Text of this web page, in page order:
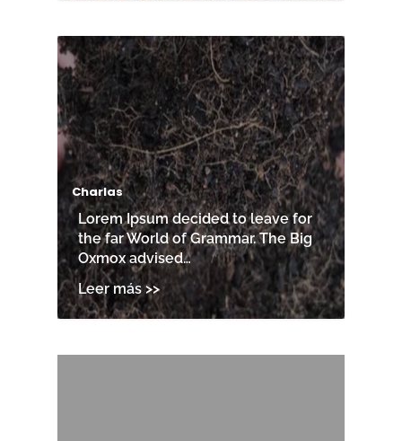
Charlas
Lorem Ipsum decided to leave for
the far World of Grammar. The Big
Oxmox advised…